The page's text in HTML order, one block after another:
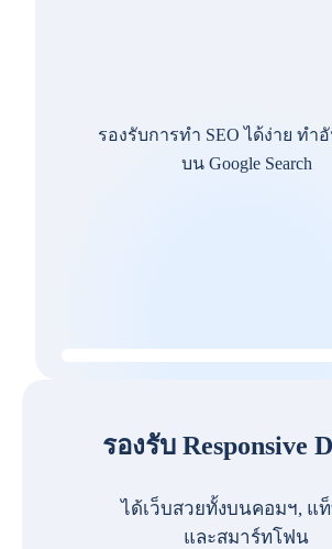
รองรับการทำ SEO ได้ง่าย ทำ
บน Google Search
รองรับ Responsive
ได้เว็บสวยทั้งบนคอมฯ, แ
และสมาร์ทโฟน